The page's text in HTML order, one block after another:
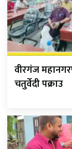
वीरगंज
चतुर्वेदी पक्राउ